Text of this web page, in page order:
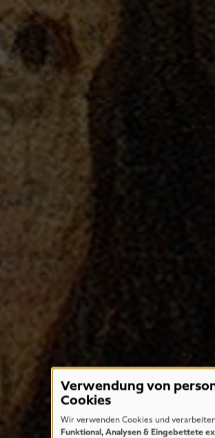
Verwendung von
Cookies
Wir verwenden Cookies und
Funktional, Analysen & Eingebettete